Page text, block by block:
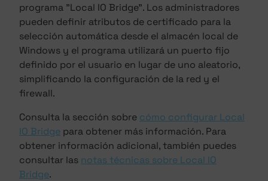
programa "Local IO Bridge". Los administradores
pueden definir atributos de certificado para la
selección automática desde el almacén local de
Windows y el programa utilizará un puerto fijo
definido por el usuario en lugar de uno aleatorio,
simplificando la configuración de la red y el
firewall.
Consulta la sección sobre cómo configurar Local
IO Bridge para obtener más información. Para
obtener información adicional, también puedes
consultar las notas técnicas sobre Local IO
Bridge.